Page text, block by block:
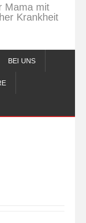
Mama mit
Krankheit
BEI UNS